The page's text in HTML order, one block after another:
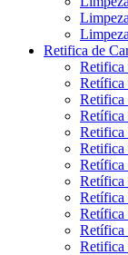
Retifica de
Retifica
Retífica
Retifica
Retífica
Retifica
Retifica
Retífica
Retífica
Retífica
Retífica
Retífica
Retifica